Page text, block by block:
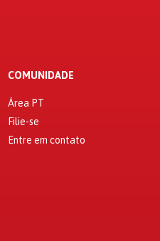
COMUNIDADE
Área PT
Filie-se
Entre em contato